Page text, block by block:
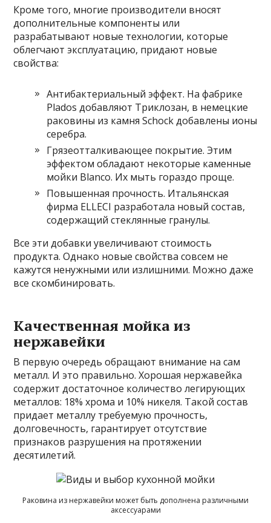
Кроме того, многие производители вносят
дополнительные компоненты или
разрабатывают новые технологии, которые
облегчают эксплуатацию, придают новые
свойства:
Антибактериальный эффект. На фабрике
Plados добавляют Триклозан, в немецкие
раковины из камня Schock добавлены ионы
серебра.
Грязеотталкивающее покрытие. Этим
эффектом обладают некоторые каменные
мойки Blanсo. Их мыть гораздо проще.
Повышенная прочность. Итальянская
фирма ELLECI разработала новый состав,
содержащий стеклянные гранулы.
Все эти добавки увеличивают стоимость
продукта. Однако новые свойства совсем не
кажутся ненужными или излишними. Можно даже
все скомбинировать.
Качественная мойка из
нержавейки
В первую очередь обращают внимание на сам
металл. И это правильно. Хорошая нержавейка
содержит достаточное количество легирующих
металлов: 18% хрома и 10% никеля. Такой состав
придает металлу требуемую прочность,
долговечность, гарантирует отсутствие
признаков разрушения на протяжении
десятилетий.
Раковина из нержавейки может быть дополнена различными
аксессуарами